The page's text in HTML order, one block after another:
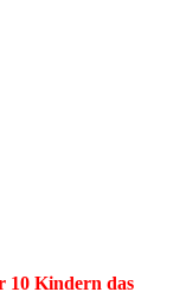
10 Kindern das